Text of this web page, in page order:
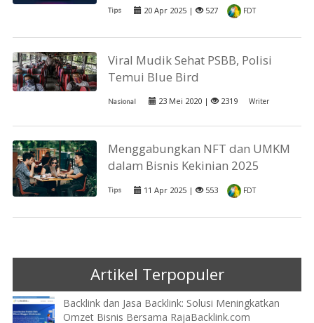
Tips 20 Apr 2025 | 527 FDT
Viral Mudik Sehat PSBB, Polisi
Temui Blue Bird
Nasional 23 Mei 2020 | 2319 Writer
Menggabungkan NFT dan UMKM
dalam Bisnis Kekinian 2025
Tips 11 Apr 2025 | 553 FDT
Artikel Terpopuler
Backlink dan Jasa Backlink: Solusi Meningkatkan
Omzet Bisnis Bersama RajaBacklink.com